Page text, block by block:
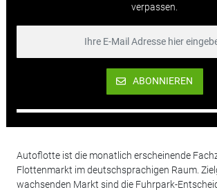
verpassen.
ABONNIEREN
Autoflotte ist die monatlich erscheinende
Flottenmarkt im deutschsprachigen Raum.
wachsenden Markt sind die Fuhrpark-